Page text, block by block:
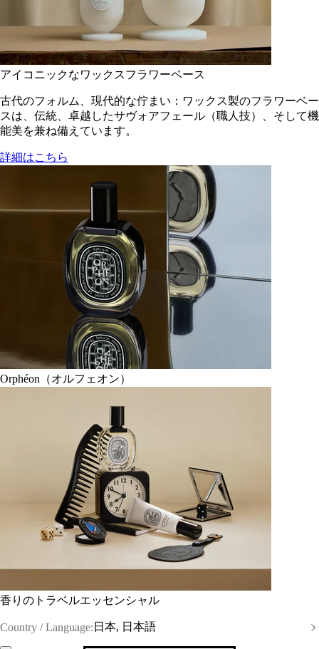
アイコニックなワックスフラワーベース
古代のフォルム、現代的な佇まい：ワックス製のフラワーベー
スは、伝統、卓越したサヴォアフェール（職人技）、そして機
能美を兼ね備えています。
詳細はこちら
Orphéon（オルフェオン）
香りのトラベルエッセンシャル
Country / Language: 日本, 日本語